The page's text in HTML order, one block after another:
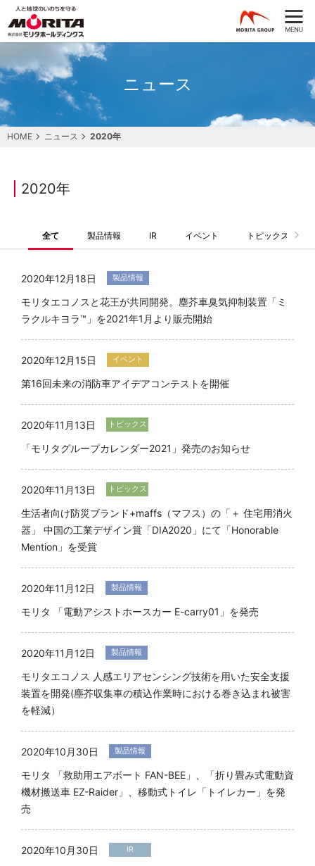
ニュース
HOME ニュース 2020年
2020年
全て 製品情報 IR イベント トピックス
2020年12月18日 製品情報
モリタエコノスと花王が共同開発。塵芥車臭気抑制装置「ミ
ラクルキヨラ™」を2021年1月より販売開始
2020年12月15日 イベント
第16回未来の消防車アイデアコンテストを開催
2020年11月13日 トピックス
「モリタグループカレンダー2021」発売のお知らせ
2020年11月13日 トピックス
生活者向け防災ブランド+maffs（マフス）の「＋ 住宅用消火
器」 中国の工業デザイン賞「DIA2020」にて「Honorable
Mention」を受賞
2020年11月12日 製品情報
モリタ 「電動アシストホースカー E-carry01」を発売
2020年11月12日 製品情報
モリタエコノス 人感エリアセンシング技術を用いた安全支援
装置を開発(塵芥収集車の積込作業時における巻き込まれ被害
を軽減）
2020年10月30日 製品情報
モリタ 「救助用エアボート FAN-BEE」、「折り畳み式電動資
機材搬送車 EZ-Raider」、移動式トイレ「トイレカー」を発
売
2020年10月30日 IR